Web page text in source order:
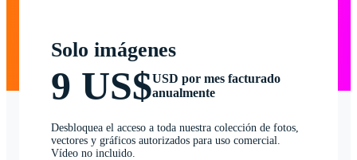
Solo imágenes
9 US$USD por mes facturado
anualmente
Desbloquea el acceso a toda nuestra colección de fotos,
vectores y gráficos autorizados para uso comercial.
Vídeo no incluido.